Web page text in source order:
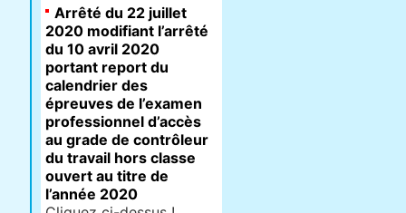
Arrêté du 22 juillet
2020 modifiant l’arrêté
du 10 avril 2020
portant report du
calendrier des
épreuves de l’examen
professionnel d’accès
au grade de contrôleur
du travail hors classe
ouvert au titre de
l’année 2020